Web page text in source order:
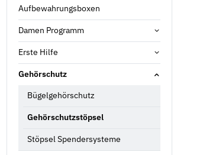
Aufbewahrungsboxen
Damen Programm
Erste Hilfe
Gehörschutz
Bügelgehörschutz
Gehörschutzstöpsel
Stöpsel Spendersysteme